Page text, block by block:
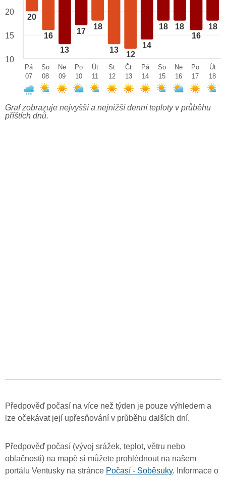
20
16
13
17
18
13
12
14
18 18
16
18
20
15
10
Pá
07
So
08
Ne
09
Po
10
Út
11
St
12
Čt
13
Pá
14
So
15
Ne
16
Po
17
Út
18
Graf zobrazuje nejvyšší a nejnižší denní teploty v průběhu
příštích dnů.
Předpověď počasí na více než týden je pouze výhledem a
lze očekávat její upřesňování v průběhu dalších dní.
Předpověď počasí (vývoj srážek, teplot, větru nebo
oblačnosti) na mapě si můžete prohlédnout na našem
portálu Ventusky na stránce Počasí - Soběsuky. Informace o